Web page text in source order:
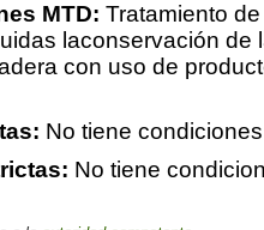
MTD: Tratamiento
laconservación de
con uso de
No tiene
No tiene